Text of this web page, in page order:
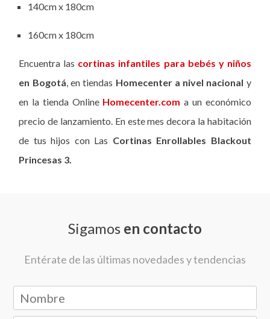
140cm x 180cm
160cm x 180cm
Encuentra las cortinas infantiles para bebés y niños
en Bogotá, en tiendas Homecenter a nivel nacional y
en la tienda Online Homecenter.com a un económico
precio de lanzamiento. En este mes decora la habitación
de tus hijos con Las Cortinas Enrollables Blackout
Princesas 3.
Sigamos en contacto
Entérate de las últimas novedades y tendencias